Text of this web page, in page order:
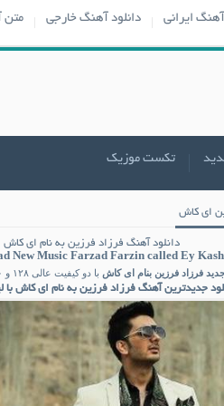
ایرانی دانلود آهنگ خارجی متن
تکست موزیک
ای کاش
دانلود آهنگ فرزاد فرزین به نام ای کاش
New Music Farzad Farzin called Ey Kash
فرزاد فرزین بنام ای کاش با دو کیفیت عالی ۱۲۸ و ۳۲۰ به همراه متن آهنگ
جدیدترین آهنگ فرزاد فرزین به نام ای کاش با